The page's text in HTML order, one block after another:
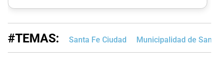
#TEMAS: Santa Fe Ciudad Municipalidad de